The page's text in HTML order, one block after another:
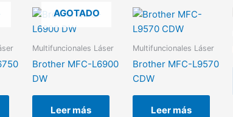
AGOTADO
Multifuncionales Láser
Brother MFC-L6900
DW
Leer más
Multifuncionales Láser
Brother MFC-L9570
CDW
Leer más